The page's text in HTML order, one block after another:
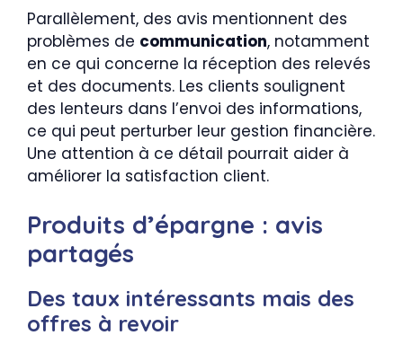
Parallèlement, des avis mentionnent des
problèmes de communication, notamment
en ce qui concerne la réception des relevés
et des documents. Les clients soulignent
des lenteurs dans l’envoi des informations,
ce qui peut perturber leur gestion financière.
Une attention à ce détail pourrait aider à
améliorer la satisfaction client.
Produits d’épargne : avis
partagés
Des taux intéressants mais des
offres à revoir